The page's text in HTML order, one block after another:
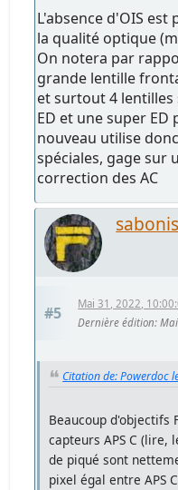
L'absence d'OIS est
la qualité optique
On notera par
grande lentille
et surtout 4 lentilles
ED et une super ED
nouveau utilise
spéciales, gage sur
correction des AC
sabonis
#5
Mai 31, 2022,
Dernière édition:
Citation de: Powerdoc
Beaucoup d'objectifs
capteurs APS C (lire,
de piqué sont
pixel égal entre APS